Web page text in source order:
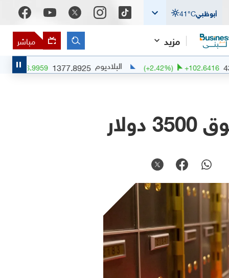
أبوظبي 41°C
مزيد مباشر
(+2.42%) البلاديوم 1377.8925
+6.9959
(+0.51%)